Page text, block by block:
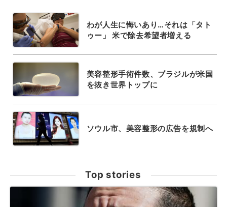
わが人生に悔いあり…それは「タト
ゥー」 米で除去希望者増える
美容整形手術件数、ブラジルが米国
を抜き世界トップに
ソウル市、美容整形の広告を規制へ
Top stories